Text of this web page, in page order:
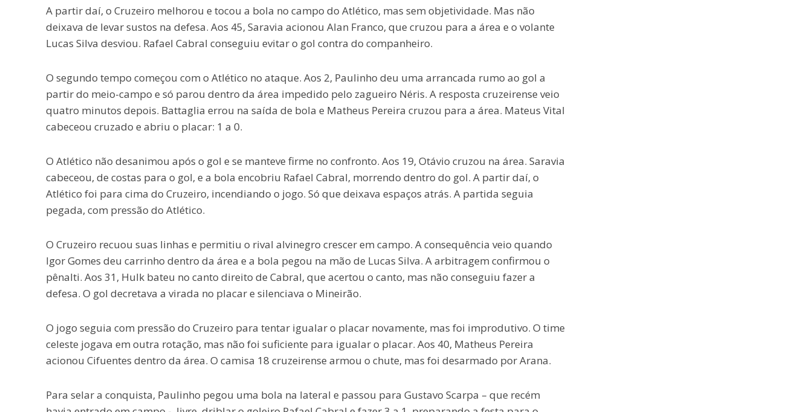
A partir daí, o Cruzeiro melhorou e tocou a bola no campo do Atlético, mas sem objetividade. Mas não
deixava de levar sustos na defesa. Aos 45, Saravia acionou Alan Franco, que cruzou para a área e o volante
Lucas Silva desviou. Rafael Cabral conseguiu evitar o gol contra do companheiro.
O segundo tempo começou com o Atlético no ataque. Aos 2, Paulinho deu uma arrancada rumo ao gol a
partir do meio-campo e só parou dentro da área impedido pelo zagueiro Néris. A resposta cruzeirense veio
quatro minutos depois. Battaglia errou na saída de bola e Matheus Pereira cruzou para a área. Mateus Vital
cabeceou cruzado e abriu o placar: 1 a 0.
O Atlético não desanimou após o gol e se manteve firme no confronto. Aos 19, Otávio cruzou na área. Saravia
cabeceou, de costas para o gol, e a bola encobriu Rafael Cabral, morrendo dentro do gol. A partir daí, o
Atlético foi para cima do Cruzeiro, incendiando o jogo. Só que deixava espaços atrás. A partida seguia
pegada, com pressão do Atlético.
O Cruzeiro recuou suas linhas e permitiu o rival alvinegro crescer em campo. A consequência veio quando
Igor Gomes deu carrinho dentro da área e a bola pegou na mão de Lucas Silva. A arbitragem confirmou o
pênalti. Aos 31, Hulk bateu no canto direito de Cabral, que acertou o canto, mas não conseguiu fazer a
defesa. O gol decretava a virada no placar e silenciava o Mineirão.
O jogo seguia com pressão do Cruzeiro para tentar igualar o placar novamente, mas foi improdutivo. O time
celeste jogava em outra rotação, mas não foi suficiente para igualar o placar. Aos 40, Matheus Pereira
acionou Cifuentes dentro da área. O camisa 18 cruzeirense armou o chute, mas foi desarmado por Arana.
Para selar a conquista, Paulinho pegou uma bola na lateral e passou para Gustavo Scarpa – que recém